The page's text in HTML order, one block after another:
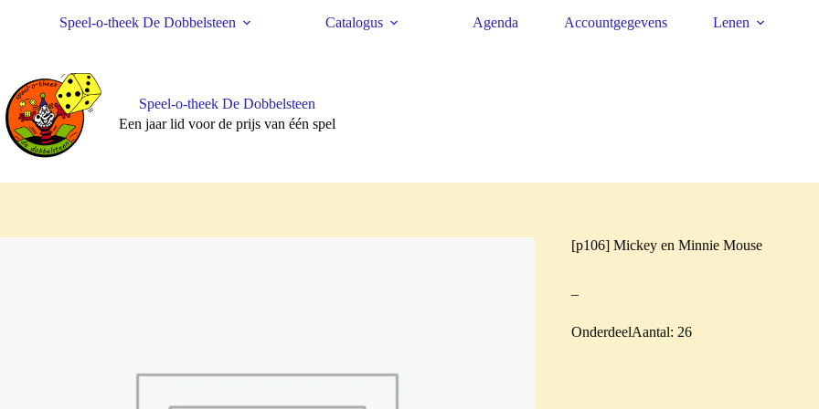
Speel-o-theek De Dobbelsteen Catalogus Agenda Accountgegevens Lenen
Speel-o-theek De Dobbelsteen
Een jaar lid voor de prijs van één spel
[p106] Mickey en Minnie Mouse
–
OnderdeelAantal: 26